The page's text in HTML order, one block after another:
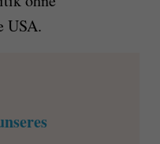
USA.